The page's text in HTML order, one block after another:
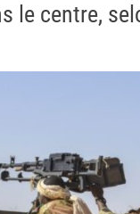
le centre,